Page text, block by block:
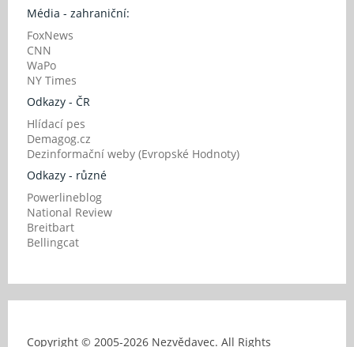
Média - zahraniční:
FoxNews
CNN
WaPo
NY Times
Odkazy - ČR
Hlídací pes
Demagog.cz
Dezinformační weby (Evropské Hodnoty)
Odkazy - různé
Powerlineblog
National Review
Breitbart
Bellingcat
Copyright © 2005-2026 Nezvědavec. All Rights